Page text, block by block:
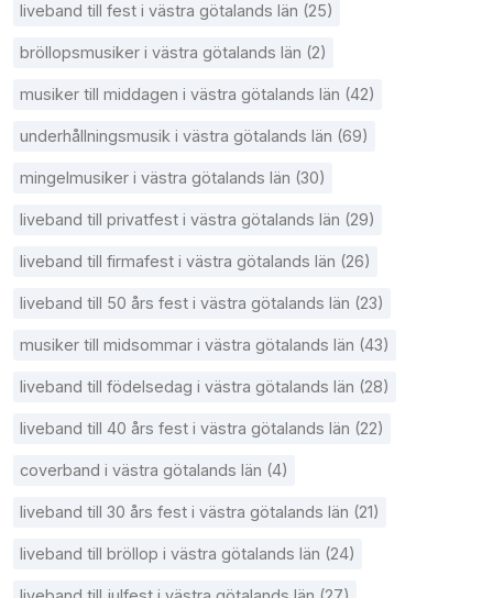
liveband till fest i västra götalands län (25)
bröllopsmusiker i västra götalands län (2)
musiker till middagen i västra götalands län (42)
underhållningsmusik i västra götalands län (69)
mingelmusiker i västra götalands län (30)
liveband till privatfest i västra götalands län (29)
liveband till firmafest i västra götalands län (26)
liveband till 50 års fest i västra götalands län (23)
musiker till midsommar i västra götalands län (43)
liveband till födelsedag i västra götalands län (28)
liveband till 40 års fest i västra götalands län (22)
coverband i västra götalands län (4)
liveband till 30 års fest i västra götalands län (21)
liveband till bröllop i västra götalands län (24)